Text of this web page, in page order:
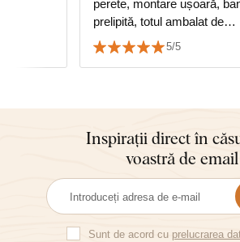
perete, montare ușoară,
prelipită, totul ambalat de
calitate...
5/5
Inspirații direct în
voastră de email
Sunt de acord cu prelucrarea